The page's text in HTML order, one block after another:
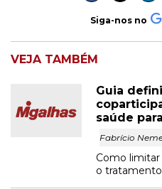
Siga-nos no
VEJA TAMBÉM
Guia
saúde
Fabrício
Como limitar
o